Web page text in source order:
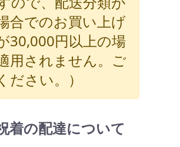
合でのお買い上げ
30,000円以上の場
用されません。ご
ださい。）
着の配達について